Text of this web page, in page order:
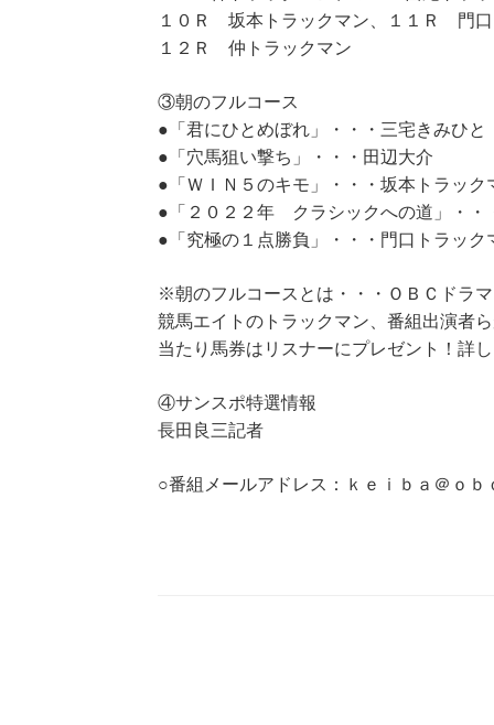
１０Ｒ 坂本トラックマン、１１Ｒ 門口
１２Ｒ 仲トラックマン
③朝のフルコース
●「君にひとめぼれ」・・・三宅きみひと
●「穴馬狙い撃ち」・・・田辺大介
●「ＷＩＮ５のキモ」・・・坂本トラック
●「２０２２年 クラシックへの道」・・
●「究極の１点勝負」・・・門口トラック
※朝のフルコースとは・・・ＯＢＣドラ
競馬エイトのトラックマン、番組出演者
当たり馬券はリスナーにプレゼント！詳
④サンスポ特選情報
長田良三記者
○番組メールアドレス：ｋｅｉｂａ＠ｏｂ